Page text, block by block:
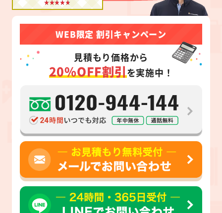
WEB限定 割引キャンペーン
見積もり価格から
20%OFF割引を実施中！